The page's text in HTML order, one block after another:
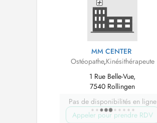
MM CENTER
Ostéopathe,Kinésithérapeute
1 Rue Belle-Vue,
7540 Rollingen
Pas de disponibilités en ligne
Appeler pour prendre RDV